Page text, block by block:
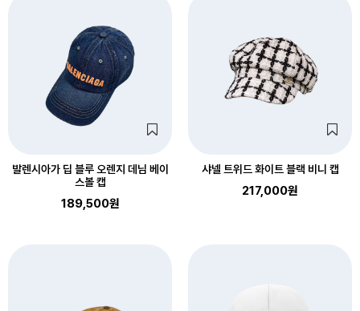
발렌시아가 딥 블루 오렌지 데님 베이
스볼 캡
189,500원
샤넬 트위드 화이트 블랙 비니 캡
217,000원